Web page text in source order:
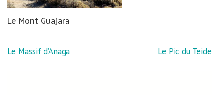
Le Mont Guajara
Navigation
Le Massif d’Anaga Le Pic du Teide